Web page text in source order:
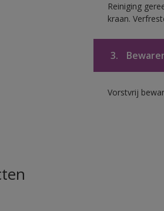
Reiniging
kraan.
3.
Vorstvrij